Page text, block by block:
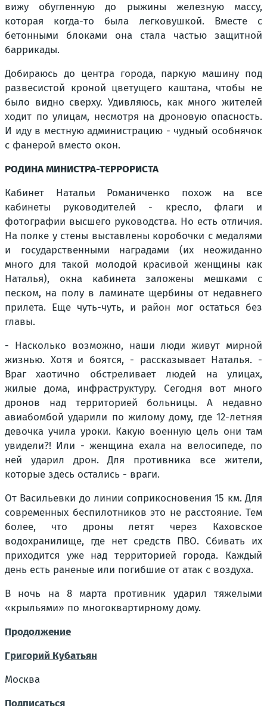
вижу обугленную до рыжины железную массу,
которая когда-то была легковушкой. Вместе с
бетонными блоками она стала частью защитной
баррикады.
Добираюсь до центра города, паркую машину под
развесистой кроной цветущего каштана, чтобы не
было видно сверху. Удивляюсь, как много жителей
ходит по улицам, несмотря на дроновую опасность.
И иду в местную администрацию - чудный особнячок
с фанерой вместо окон.
РОДИНА МИНИСТРА-ТЕРРОРИСТА
Кабинет Натальи Романиченко похож на все
кабинеты руководителей - кресло, флаги и
фотографии высшего руководства. Но есть отличия.
На полке у стены выставлены коробочки с медалями
и государственными наградами (их неожиданно
много для такой молодой красивой женщины как
Наталья), окна кабинета заложены мешками с
песком, на полу в ламинате щербины от недавнего
прилета. Еще чуть-чуть, и район мог остаться без
главы.
- Насколько возможно, наши люди живут мирной
жизнью. Хотя и боятся, - рассказывает Наталья. -
Враг хаотично обстреливает людей на улицах,
жилые дома, инфраструктуру. Сегодня вот много
дронов над территорией больницы. А недавно
авиабомбой ударили по жилому дому, где 12-летняя
девочка учила уроки. Какую военную цель они там
увидели?! Или - женщина ехала на велосипеде, по
ней ударил дрон. Для противника все жители,
которые здесь остались - враги.
От Васильевки до линии соприкосновения 15 км. Для
современных беспилотников это не расстояние. Тем
более, что дроны летят через Каховское
водохранилище, где нет средств ПВО. Сбивать их
приходится уже над территорией города. Каждый
день есть раненые или погибшие от атак с воздуха.
В ночь на 8 марта противник ударил тяжелыми
«крыльями» по многоквартирному дому.
Продолжение
Григорий Кубатьян
Москва
Подписаться